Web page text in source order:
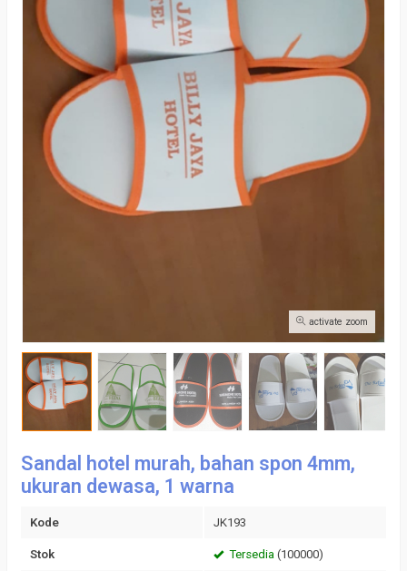
activate zoom
Sandal hotel murah, bahan spon 4mm,
ukuran dewasa, 1 warna
Kode JK193
Stok Tersedia (100000)